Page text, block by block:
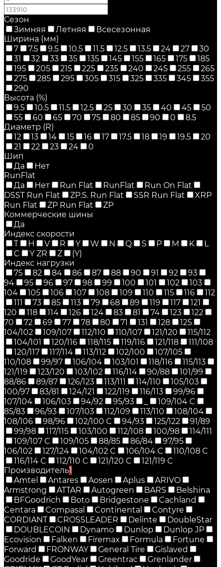
Сезон
Зимняя
Летняя
Всесезонная
Ширина (мм)
7
7.5 9.5 10.5 11.5 12.5 13.5 24 27
30
31
32 33 35 135 145 155 165 175
185
195
205 215 225 235 240 245 255
265
275
285 295 305 315 325 335 345
355
290
Высота (%)
9.5
10.5 11.5 12.5 25 30 35 40 45
50
55
60 65 70 75 80 85 90 0
8.5
Диаметр (R)
12
13 14 15 16 17 17.5 18 19 19.5
20
21
22 23 24
0
Шип
Да
Нет
RunFlat
Да
Нет Run Flat RunFlat
Run On Flat
DSST Run Flat
ZP.S. Run Flat SSR Run Flat
XRP
Run Flat
ZP Run Flat
ZP
Коммерческие шины
Да
Индекс скорости
T
H V R Y W N Q S P M K
L
C
Y ZR Z
(Y)
Индекс нагрузки
75
82 84 86 87 88 90 91 92
93
94
95 96 97 98 99 100 101 102
103
104
105 106 107 108 109 110 115 116
112
111
73 85 113 79 68 89 119 117
121
120
118 114 126 124 83 81 74 123
122
70
72 69 77 78 80 71 131 128
125
104/102
109/107 112/110 110/107 121/120
115/112
104/101
120/116 118/115 119/116 121/118
111/108
120/117
117/114 113/112 102/100
107/105
110/108
99/97 106/104 103/101 118/116
115/113
121/119
123/120 103/102 116/114 90/88
101/99
88/86
89/87 126/123 113/111 114/110
105/103
100/97
83/81 124/121 122/119 116/113
99/96
107/104
106/103 94/92 95/93
109/104 C
85/83
96/93 107/103 112/109 113/110
108/104
108/106
98/96 102/100 C 94/93 125/122
91/89
99/98
117/115 103/100 112/108 100/98
114/111
109/107 C
109/105 88/85 86/84
97/95
106/102
127/124 104/102 C 106/104 C
110/108 C
116/114 C
112/110 C 121/120 C
121/119 C
Производитель1
Amtel
Antares Aosen Aplus
ARIVO
Armstrong
ATTAR Autogreen BARS
Belshina
BFGoodrich
Boto Bridgestone
Cachland
Centara
Compasal Continental
Contyre
CORDIANT
CROSSLEADER Delinte
DoubleStar
DOUBLECOIN
Dynamo Dunlop
Dunlop JP
Ecovision
Falken Firemax Formula
Fortune
Forward
FRONWAY General Tire
Gislaved
Goodride
GoodYear Greentrac
Grenlander